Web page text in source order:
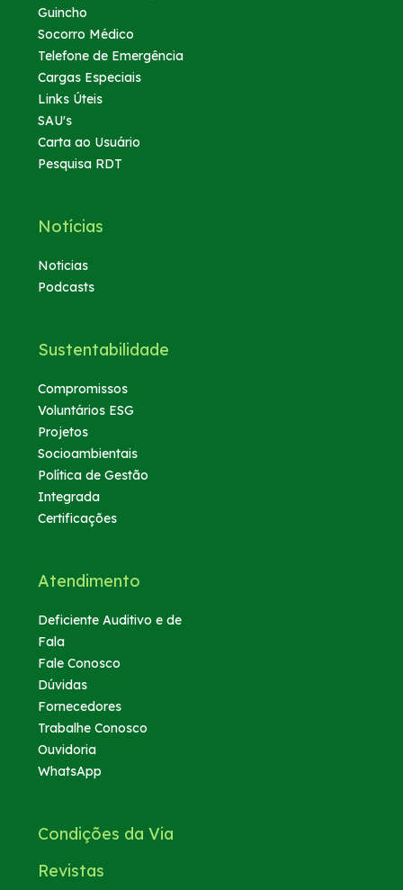
Guincho
Socorro Médico
Telefone de Emergência
Cargas Especiais
Links Úteis
SAU's
Carta ao Usuário
Pesquisa RDT
Notícias
Noticias
Podcasts
Sustentabilidade
Compromissos
Voluntários ESG
Projetos
Socioambientais
Política de Gestão
Integrada
Certificações
Atendimento
Deficiente Auditivo e de
Fala
Fale Conosco
Dúvidas
Fornecedores
Trabalhe Conosco
Ouvidoria
WhatsApp
Condições da Via
Revistas